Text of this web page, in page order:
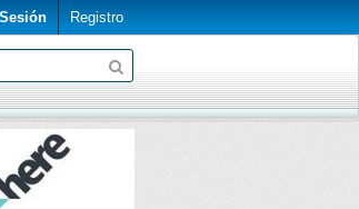
Registro